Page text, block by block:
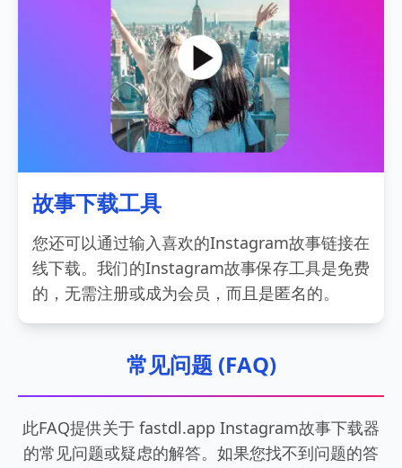
故事下载工具
您还可以通过输入喜欢的Instagram故事链接在
线下载。我们的Instagram故事保存工具是免费
的，无需注册或成为会员，而且是匿名的。
常见问题 (FAQ)
此FAQ提供关于 fastdl.app Instagram故事下载器
的常见问题或疑虑的解答。如果您找不到问题的答